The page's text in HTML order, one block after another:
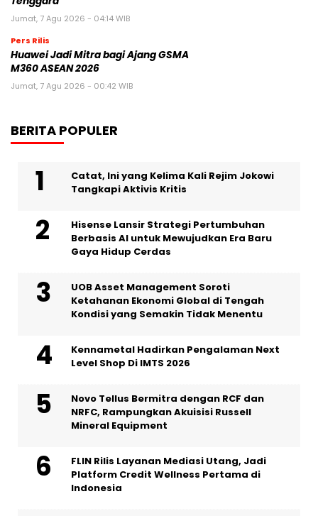
Jumat, 7 Agu 2026 - 04:14 WIB
Pers Rilis
Huawei Jadi Mitra bagi Ajang GSMA
M360 ASEAN 2026
Jumat, 7 Agu 2026 - 00:42 WIB
BERITA POPULER
Catat, Ini yang Kelima Kali Rejim Jokowi
Tangkapi Aktivis Kritis
Hisense Lansir Strategi Pertumbuhan
Berbasis AI untuk Mewujudkan Era Baru
Gaya Hidup Cerdas
UOB Asset Management Soroti
Ketahanan Ekonomi Global di Tengah
Kondisi yang Semakin Tidak Menentu
Kennametal Hadirkan Pengalaman Next
Level Shop Di IMTS 2026
Novo Tellus Bermitra dengan RCF dan
NRFC, Rampungkan Akuisisi Russell
Mineral Equipment
FLIN Rilis Layanan Mediasi Utang, Jadi
Platform Credit Wellness Pertama di
Indonesia